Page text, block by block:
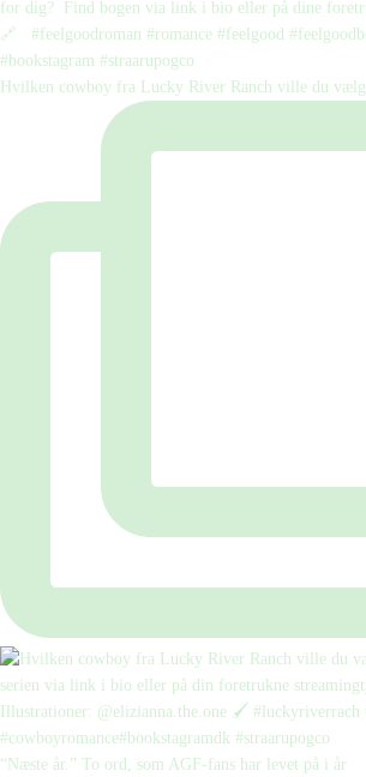
Hvilken cowboy fra Lucky River Ranch ville du vælg
“Næste år.” To ord, som AGF-fans har levet på i år